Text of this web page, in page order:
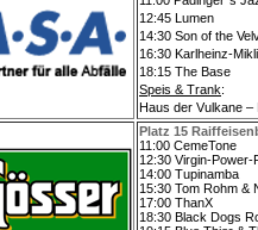
12:45 Lumen
14:30 Son of the
16:30 Karlheinz-
18:15 The Base
Speis & Trank:
Haus der Vulkane –
Platz 15
11:00 CemeTone
12:30 Virgin-Power-
14:00 Tupinamba
15:30 Tom Rohm &
17:00 ThanX
18:30 Black Dogs